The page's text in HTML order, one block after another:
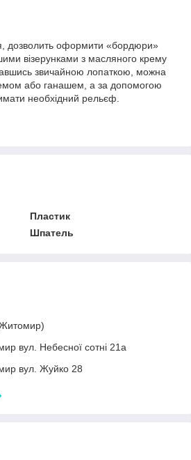
дозволить оформити «бордюри»
візерунками з масляного крему
звичайною лопаткою, можна
або ганашем, а за допомогою
необхідний рельєф.
Пластик
Шпатель
вул. Небесної сотні 21а
вул. Жуйко 28